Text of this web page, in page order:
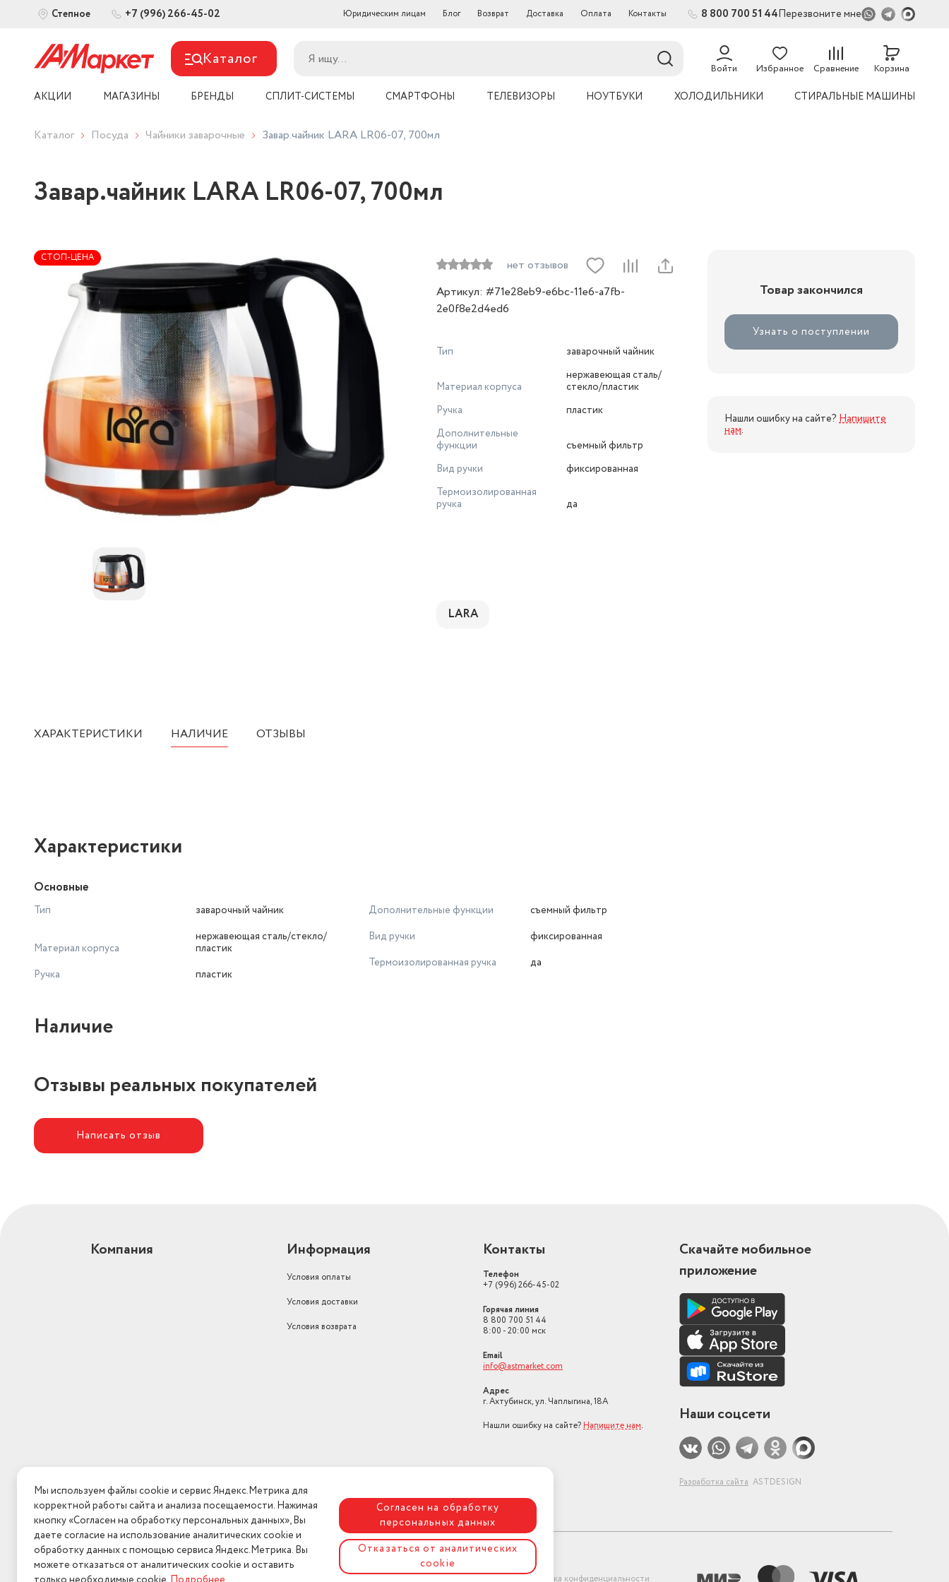
Степное +7 (996) 266-45-02 Юридическим лицам Блог Возврат Доставка Оплата Контакты 8 800 700 51 44Перезвоните мне
Каталог Войти Избранное Сравнение Корзина
АКЦИИ МАГАЗИНЫ БРЕНДЫ СПЛИТ-СИСТЕМЫ СМАРТФОНЫ ТЕЛЕВИЗОРЫ НОУТБУКИ ХОЛОДИЛЬНИКИ СТИРАЛЬНЫЕ МАШИНЫ
Каталог Посуда Чайники заварочные Завар.чайник LARA LR06-07, 700мл
Завар.чайник LARA LR06-07, 700мл
СТОП-ЦЕНА
нет отзывов
Артикул: #71e28eb9-e6bc-11e6-a7fb-
2e0f8e2d4ed6
Тип заварочный чайник
Материал корпуса
нержавеющая сталь/
стекло/пластик
Ручка
пластик
Дополнительные
функции
съемный фильтр
Вид ручки
фиксированная
Термоизолированная
ручка
да
LARA
Товар закончился
Узнать о поступлении
Нашли ошибку на сайте? Напишите
нам.
ХАРАКТЕРИСТИКИ НАЛИЧИЕ ОТЗЫВЫ
Характеристики
Основные
Тип заварочный чайник
Материал корпуса
нержавеющая сталь/стекло/
пластик
Ручка
пластик
Дополнительные функции
съемный фильтр
Вид ручки
фиксированная
Термоизолированная ручка
да
Наличие
Отзывы реальных покупателей
Написать отзыв
Компания Информация
Условия оплаты
Условия доставки
Условия возврата
Контакты
Телефон
+7 (996) 266-45-02
Горячая линия
8 800 700 51 44
8:00 - 20:00 мск
Email
info@astmarket.com
Адрес
г. Ахтубинск, ул. Чаплыгина, 18А
Нашли ошибку на сайте? Напишите нам.
Скачайте мобильное
приложение
Наши соцсети
Разработка сайта ASTDESIGN
Политика конфиденциальности
Мы используем файлы cookie и сервис Яндекс.Метрика для
корректной работы сайта и анализа посещаемости. Нажимая
кнопку «Согласен на обработку персональных данных», Вы
даете согласие на использование аналитических cookie и
обработку данных с помощью сервиса Яндекс.Метрика. Вы
можете отказаться от аналитических cookie и оставить
Согласен на обработку
персональных данных
Отказаться от аналитических
cookie